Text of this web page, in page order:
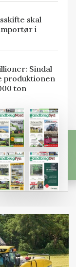
skal
i
Sindal
produktionen
ton